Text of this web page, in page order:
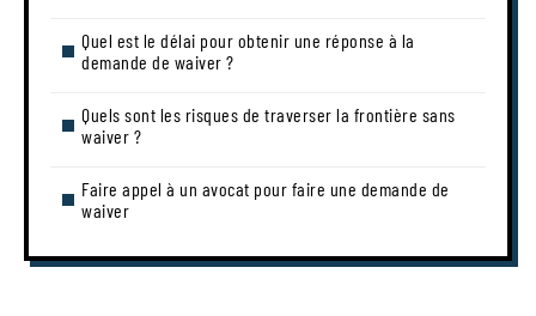
Quel est le délai pour obtenir une réponse à la
demande de waiver ?
Quels sont les risques de traverser la frontière sans
waiver ?
Faire appel à un avocat pour faire une demande de
waiver